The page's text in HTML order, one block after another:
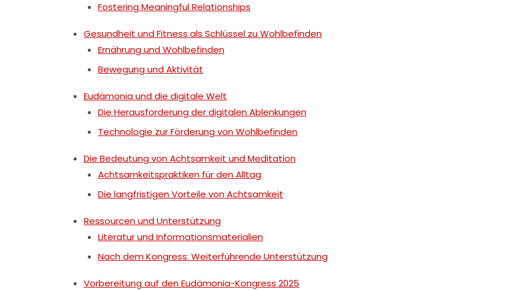
Fostering Meaningful Relationships
Gesundheit und Fitness als Schlüssel zu Wohlbefinden
Ernährung und Wohlbefinden
Bewegung und Aktivität
Eudämonia und die digitale Welt
Die Herausforderung der digitalen Ablenkungen
Technologie zur Förderung von Wohlbefinden
Die Bedeutung von Achtsamkeit und Meditation
Achtsamkeitspraktiken für den Alltag
Die langfristigen Vorteile von Achtsamkeit
Ressourcen und Unterstützung
Literatur und Informationsmaterialien
Nach dem Kongress: Weiterführende Unterstützung
Vorbereitung auf den Eudämonia-Kongress 2025